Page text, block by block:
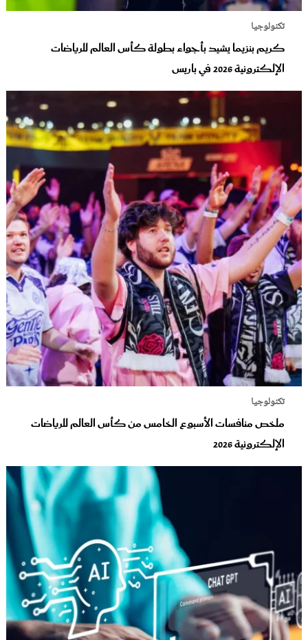
تكنولوجيا
كريم بنزيما يشيد بأجواء بطولة كأس العالم للرياضات
الإلكترونية 2026 في باريس
تكنولوجيا
ملخص منافسات الأسبوع الخامس من كأس العالم للرياضات
الإلكترونية 2026